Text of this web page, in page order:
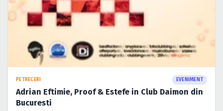
PETRECERI EVENIMENT
Adrian Eftimie, Proof & Estefe in Club Daimon din
Bucuresti